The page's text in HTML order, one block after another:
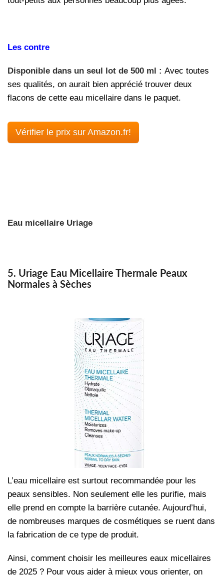
Les contre
Disponible dans un seul lot de 500 ml : Avec toutes
ses qualités, on aurait bien apprécié trouver deux
flacons de cette eau micellaire dans le paquet.
Vérifier le prix sur Amazon.fr!
Eau micellaire Uriage
5. Uriage Eau Micellaire Thermale Peaux
Normales à Sèches
L’eau micellaire est surtout recommandée pour les
peaux sensibles. Non seulement elle les purifie, mais
elle prend en compte la barrière cutanée. Aujourd’hui,
de nombreuses marques de cosmétiques se ruent dans
la fabrication de ce type de produit.
Ainsi, comment choisir les meilleures eaux micellaires
de 2025 ? Pour vous aider à mieux vous orienter, on